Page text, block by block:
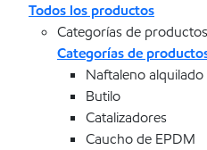
Todos los productos
Categorías de productos
Categorías de
Naftaleno alquilado
Butilo
Catalizadores
Caucho de EPDM